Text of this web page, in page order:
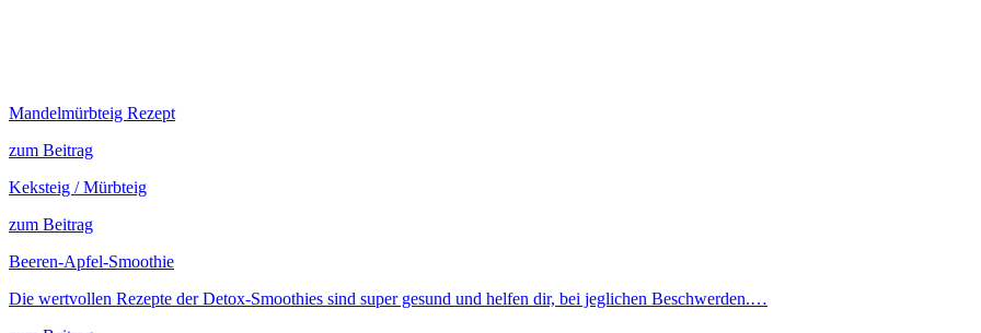
Mandelmürbteig Rezept
zum Beitrag
Keksteig / Mürbteig
zum Beitrag
Beeren-Apfel-Smoothie
Die wertvollen Rezepte der Detox-Smoothies sind super gesund und helfen dir, bei jeglichen Beschwerden.…